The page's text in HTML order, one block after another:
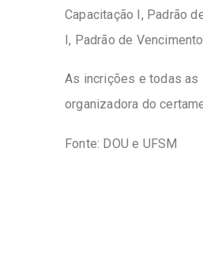
Capacitação I, Padrão
I, Padrão de
As incrições e todas
organizadora do
Fonte: DOU e UFSM